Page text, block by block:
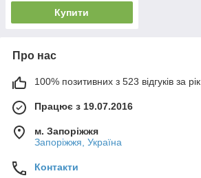
Купити
Про нас
100% позитивних з 523 відгуків за рік
Працює з 19.07.2016
м. Запоріжжя
Запоріжжя, Україна
Контакти